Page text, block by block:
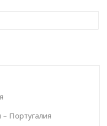
Португалия